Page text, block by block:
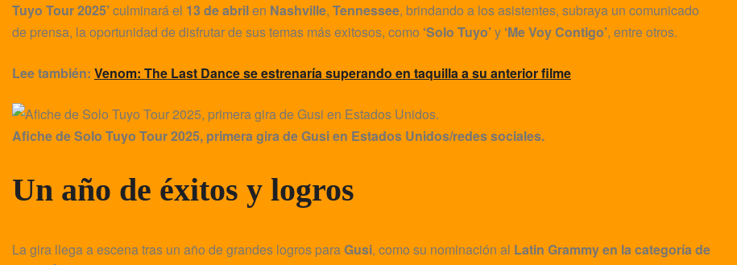
Tuyo Tour 2025’culminará el 13 de abrilen Nashville, Tennessee, brindando a los asistentes, subraya un comunicado
de prensa, la oportunidad de disfrutar de sus temas más exitosos, como ‘Solo Tuyo’y ‘Me Voy Contigo’, entre otros.
Lee también: Venom: The Last Dance se estrenaría superando en taquilla a su anterior filme
Afiche de Solo Tuyo Tour 2025, primera gira de Gusi en Estados Unidos/redes sociales.
Un año de éxitos y logros
La gira llega a escena tras un año de grandes logros paraGusi, como su nominación al Latin Grammy en la categoría de